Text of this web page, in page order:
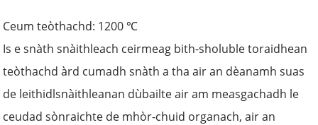
Ceum teòthachd: 1200 ℃
Is e snàth snàithleach ceirmeag bith-sholuble toraidhean
teòthachd àrd cumadh snàth a tha air an dèanamh suas
de leithidlsnàithleanan dùbailte air am measgachadh le
ceudad sònraichte de mhòr-chuid organach, air an